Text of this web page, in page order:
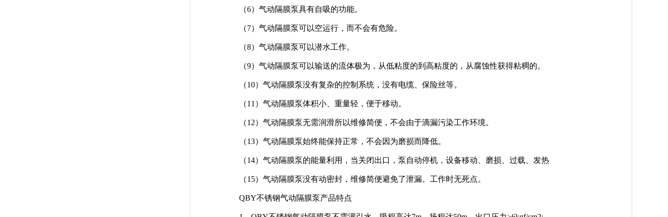
（6）气动隔膜泵具有自吸的功能。
（7）气动隔膜泵可以空运行，而不会有危险。
（8）气动隔膜泵可以潜水工作。
（9）气动隔膜泵可以输送的流体极为，从低粘度的到高粘度的，从腐蚀性获得粘稠的。
（10）气动隔膜泵没有复杂的控制系统，没有电缆、保险丝等。
（11）气动隔膜泵体积小、重量轻，便于移动。
（12）气动隔膜泵无需润滑所以维修简便，不会由于滴漏污染工作环境。
（13）气动隔膜泵始终能保持正常，不会因为磨损而降低。
（14）气动隔膜泵的能量利用，当关闭出口，泵自动停机，设备移动、磨损、过载、发热
（15）气动隔膜泵没有动密封，维修简便避免了泄漏。工作时无死点。
QBY不锈钢气动隔膜泵产品特点